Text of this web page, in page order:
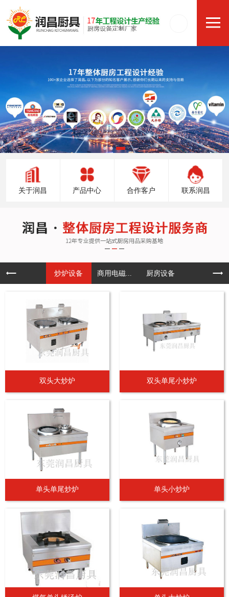
关于润昌 产品中心 合作客户 联系润昌
炒炉设备 商用电磁... 厨房设备
双头大炒炉 双头单尾小炒炉
单头单尾炒炉 单头小炒炉